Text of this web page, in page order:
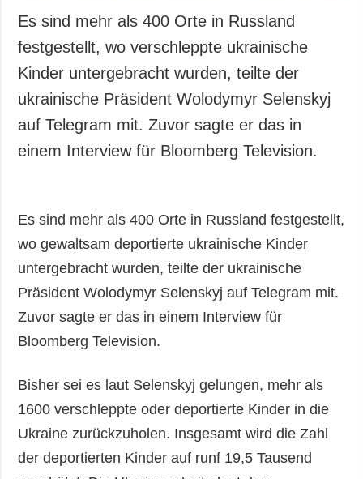
Veröffentlichungen
Interview
Fotos
Video
Abonnement
Fotobank
Es sind mehr als 400 Orte in Russland
festgestellt, wo verschleppte ukrainische
Kinder untergebracht wurden, teilte der
ukrainische Präsident Wolodymyr Selenskyj
auf Telegram mit. Zuvor sagte er das in
einem Interview für Bloomberg Television.
Es sind mehr als 400 Orte in Russland festgestellt,
wo gewaltsam deportierte ukrainische Kinder
untergebracht wurden, teilte der ukrainische
Präsident Wolodymyr Selenskyj auf Telegram mit.
Zuvor sagte er das in einem Interview für
Bloomberg Television.
Bisher sei es laut Selenskyj gelungen, mehr als
1600 verschleppte oder deportierte Kinder in die
Ukraine zurückzuholen. Insgesamt wird die Zahl
der deportierten Kinder auf runf 19,5 Tausend